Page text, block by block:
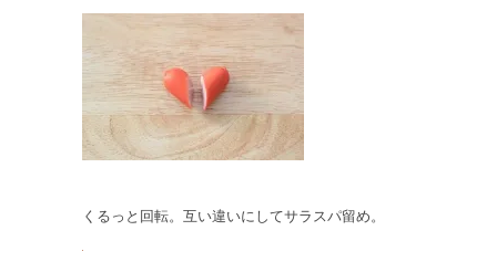
くるっと回転。互い違いにしてサラスパ留め。